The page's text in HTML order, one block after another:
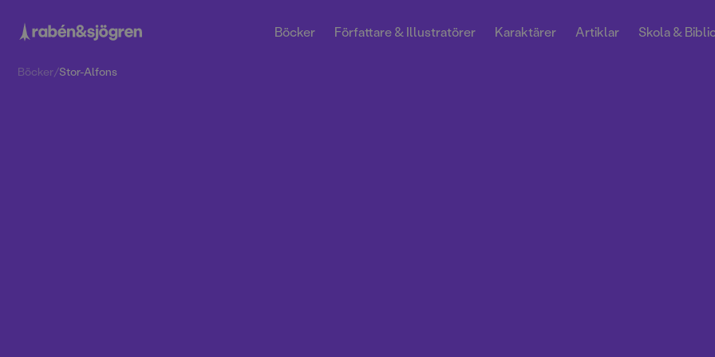
Böcker Författare & Illustratörer Karaktärer Artiklar Skola &
Böcker/Stor-Alfons